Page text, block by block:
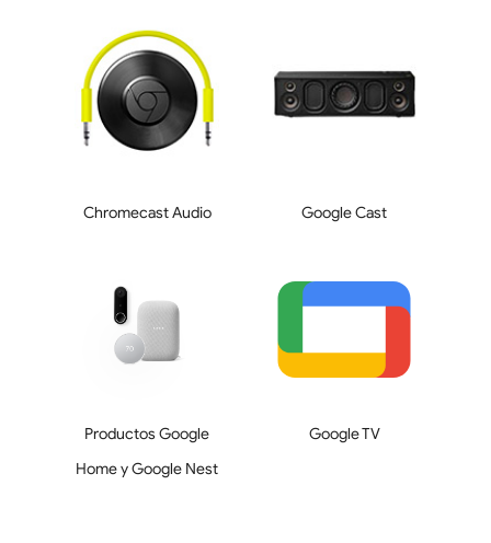
Chromecast Audio Google Cast
Productos Google
Home y Google Nest
Google TV